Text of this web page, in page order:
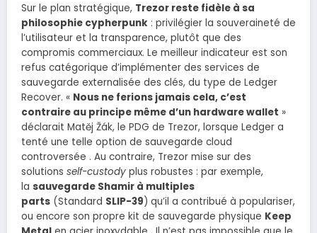
Sur le plan stratégique, Trezor reste fidèle à sa
philosophie cypherpunk : privilégier la souveraineté de
l’utilisateur et la transparence, plutôt que des
compromis commerciaux. Le meilleur indicateur est son
refus catégorique d’implémenter des services de
sauvegarde externalisée des clés, du type de Ledger
Recover. « Nous ne ferions jamais cela, c’est
contraire au principe même d’un hardware wallet »
déclarait Matěj Žák, le PDG de Trezor, lorsque Ledger a
tenté une telle option de sauvegarde cloud
controversée . Au contraire, Trezor mise sur des
solutions self-custody plus robustes : par exemple,
la sauvegarde Shamir à multiples
parts (Standard SLIP-39) qu’il a contribué à populariser,
ou encore son propre kit de sauvegarde physique Keep